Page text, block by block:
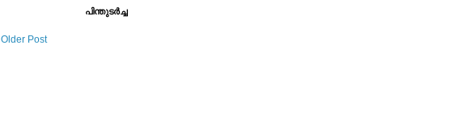
Older Post
പിന്തുടര്‍ച്ച